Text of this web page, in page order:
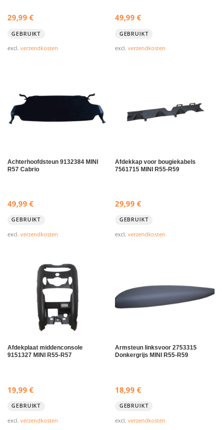
29,99 €
GEBRUIKT
excl. verzendkosten
49,99€
GEBRUIKT
excl.verzendkosten
Achterhoofdsteun 9132384 MINI
R57 Cabrio
49,99 €
GEBRUIKT
excl. verzendkosten
Afdekkap voor bougiekabels
7561715 MINI R55-R59
29,99€
GEBRUIKT
excl.verzendkosten
Afdekplaat middenconsole
9151327 MINI R55-R57
19,99 €
GEBRUIKT
excl. verzendkosten
Armsteun linksvoor 2753315
Donkergrijs MINI R55-R59
18,99€
GEBRUIKT
excl.verzendkosten